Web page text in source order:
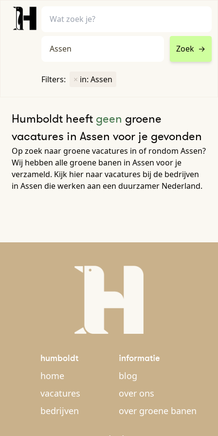
Zoek →
Filters: × in: Assen
Humboldt heeft geen groene
vacatures in Assen voor je gevonden
Op zoek naar groene vacatures in of rondom Assen?
Wij hebben alle groene banen in Assen voor je
verzameld. Kijk hier naar vacatures bij de bedrijven
in Assen die werken aan een duurzamer Nederland.
humboldt
home
vacatures
bedrijven
informatie
blog
over ons
over groene banen